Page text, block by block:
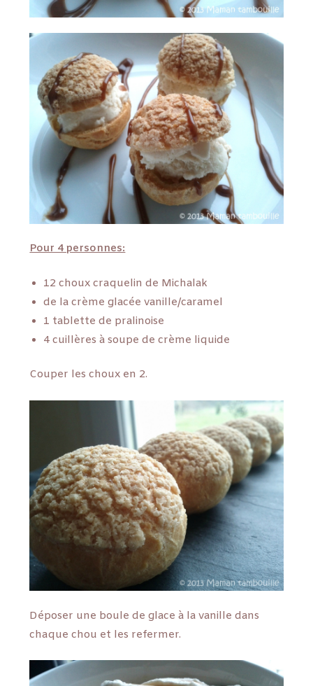
Pour 4 personnes:
12 choux craquelin de Michalak
de la crème glacée vanille/caramel
1 tablette de pralinoise
4 cuillères à soupe de crème liquide
Couper les choux en 2.
Déposer une boule de glace à la vanille dans
chaque chou et les refermer.